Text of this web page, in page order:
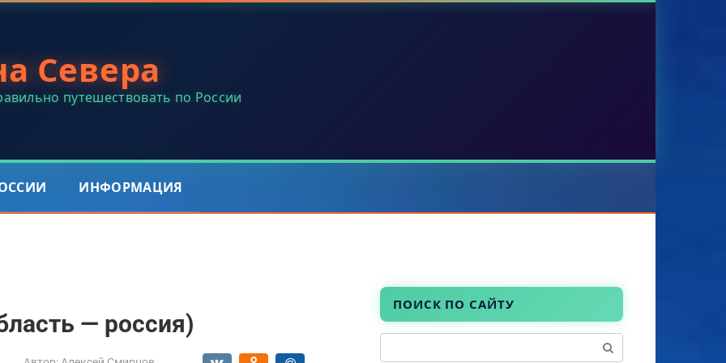
Севера
путешествовать по России
ИНФОРМАЦИЯ
— россия)
ПОИСК ПО САЙТУ